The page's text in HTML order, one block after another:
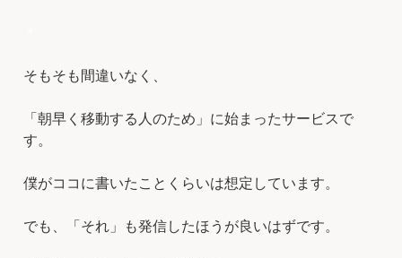
そもそも間違いなく、
「朝早く移動する人のため」に始まったサービスで
す。
僕がココに書いたことくらいは想定しています。
でも、「それ」も発信したほうが良いはずです。